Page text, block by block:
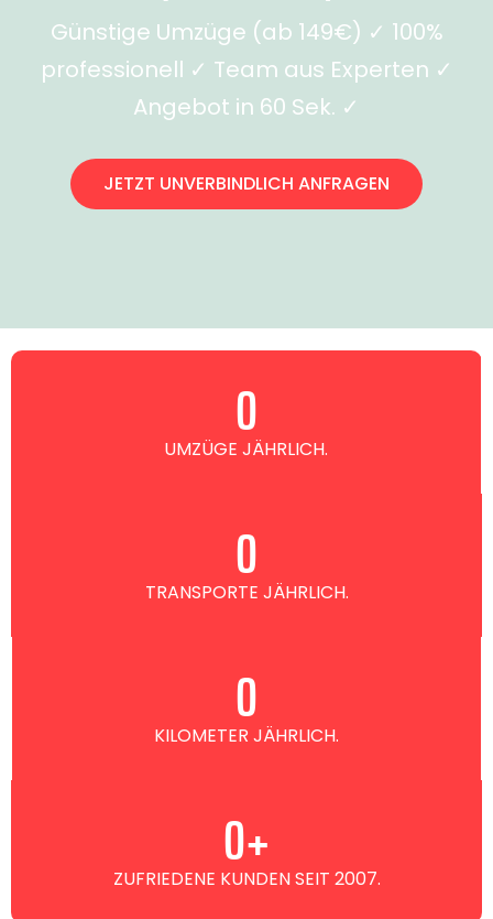
Günstige Umzüge (ab 149€) ✓ 100%
professionell ✓ Team aus Experten ✓
Angebot in 60 Sek. ✓
JETZT UNVERBINDLICH ANFRAGEN
UMZÜGE JÄHRLICH.
0
TRANSPORTE JÄHRLICH.
0
KILOMETER JÄHRLICH.
0
ZUFRIEDENE KUNDEN SEIT 2007.
0+